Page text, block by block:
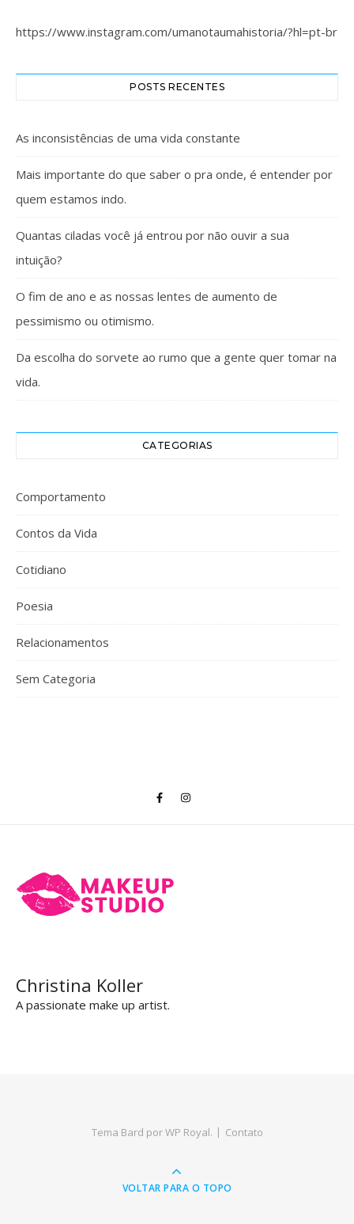
https://www.instagram.com/umanotaumahistoria/?hl=pt-br
POSTS RECENTES
As inconsistências de uma vida constante
Mais importante do que saber o pra onde, é entender por
quem estamos indo.
Quantas ciladas você já entrou por não ouvir a sua
intuição?
O fim de ano e as nossas lentes de aumento de
pessimismo ou otimismo.
Da escolha do sorvete ao rumo que a gente quer tomar na
vida.
CATEGORIAS
Comportamento
Contos da Vida
Cotidiano
Poesia
Relacionamentos
Sem Categoria
Christina Koller
A passionate make up artist.
Tema Bard porWP Royal. Contato
VOLTAR PARA O TOPO